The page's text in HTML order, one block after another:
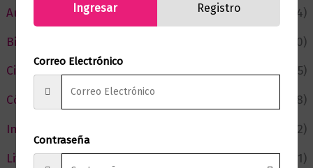
Autor del Mes
(4)
Bienestar
(230)
Ciencia y Conocimiento
(75)
Cómic y Fantasía
(88)
Infantil y Juvenil
(212)
Literatura
(371)
Ingresar Registro
Correo Electrónico
Contraseña